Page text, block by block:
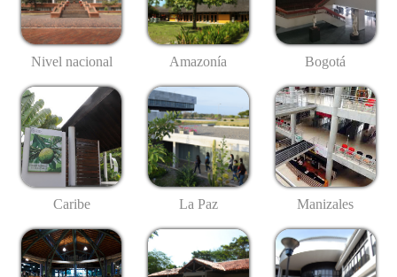
Nivel nacional Amazonía Bogotá
Caribe La Paz Manizales